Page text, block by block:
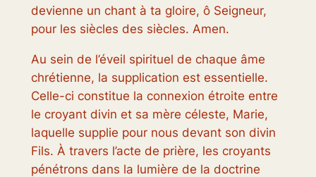
devienne un chant à ta gloire, ô Seigneur,
pour les siècles des siècles. Amen.
Au sein de l’éveil spirituel de chaque âme
chrétienne, la supplication est essentielle.
Celle-ci constitue la connexion étroite entre
le croyant divin et sa mère céleste, Marie,
laquelle supplie pour nous devant son divin
Fils. À travers l’acte de prière, les croyants
pénétrons dans la lumière de la doctrine